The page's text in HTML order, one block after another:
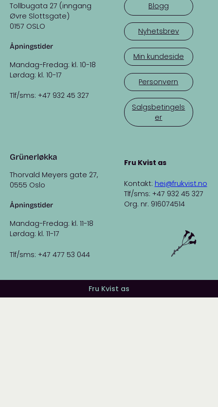
Tollbugata 27 (inngang
Øvre Slottsgate)
0157 OSLO
Åpningstider
Mandag-Fredag: kl. 10-18
Lørdag: kl. 10-17
Tlf/sms: +47 932 45 327
Grünerløkka
Thorvald Meyers gate 27,
0555 Oslo
Åpningstider
Mandag-Fredag: kl. 11-18
Lørdag: kl. 11-17
Tlf/sms: +47 477 53 044
Blogg
Nyhetsbrev
Min kundeside
Personvern
Salgsbetingels
er
Fru Kvist as
Kontakt: hei@frukvist.no
Tlf/sms: +47 932 45 327
Org. nr. 916074514
Fru Kvist as